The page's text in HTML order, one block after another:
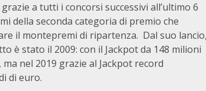
a tutti i concorsi successivi all’ultimo 6
della seconda categoria di premio che
il montepremi di ripartenza. Dal suo
è stato il 2009: con il Jackpot da 148 milioni
nel 2019 grazie al Jackpot record
di euro.